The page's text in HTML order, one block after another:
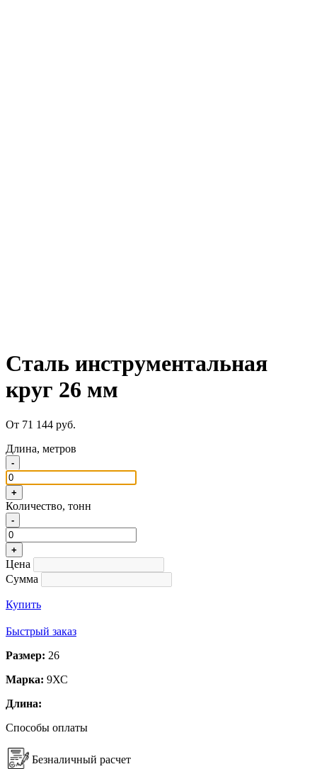
Сталь инструментальная
круг 26 мм
От 71 144 руб.
Длина, метров
-
+
Количество, тонн
-
+
Цена
Сумма
Купить
Быстрый заказ
Размер: 26
Марка: 9ХС
Длина:
Способы оплаты
Безналичный расчет